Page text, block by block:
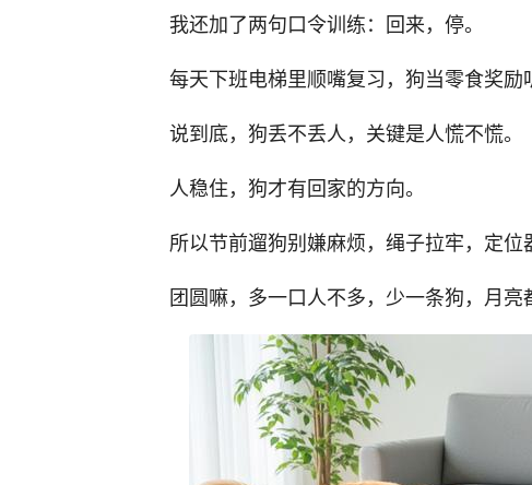
我还加了两句口令训练：回来，停。
每天下班电梯里顺嘴复习，狗当零食奖励
说到底，狗丢不丢人，关键是人慌不慌。
人稳住，狗才有回家的方向。
所以节前遛狗别嫌麻烦，绳子拉牢，定位
团圆嘛，多一口人不多，少一条狗，月亮